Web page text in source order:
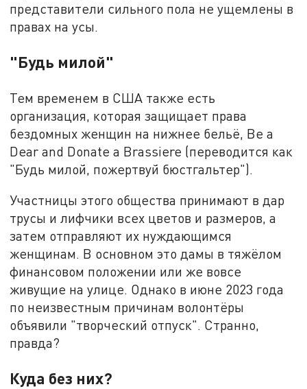
представители сильного пола не ущемлены в
правах на усы.
"Будь милой"
Тем временем в США также есть
организация, которая защищает права
бездомных женщин на нижнее бельё, Be a
Dear and Donate a Brassiere (переводится как
"Будь милой, пожертвуй бюстгальтер").
Участницы этого общества принимают в дар
трусы и лифчики всех цветов и размеров, а
затем отправляют их нуждающимся
женщинам. В основном это дамы в тяжёлом
финансовом положении или же вовсе
живущие на улице. Однако в июне 2023 года
по неизвестным причинам волонтёры
объявили "творческий отпуск". Странно,
правда?
Куда без них?